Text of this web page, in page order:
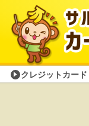
クレジットカード